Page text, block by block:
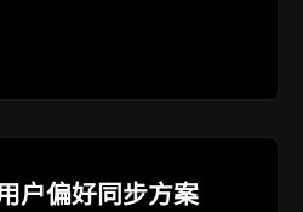
户偏好同步方案